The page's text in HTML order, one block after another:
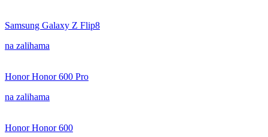
Samsung Galaxy Z Flip8
na zalihama
Honor Honor 600 Pro
na zalihama
Honor Honor 600